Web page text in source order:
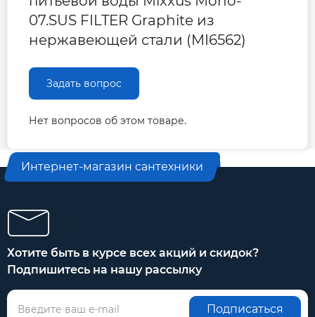
07.SUS FILTER Graphite из
нержавеющей стали (MI6562)
Задать вопрос
Нет вопросов об этом товаре.
Интернет-магазин сантехники
Хотите быть в курсе всех акций и скидок?
Подпишитесь на нашу рассылку
Подписаться